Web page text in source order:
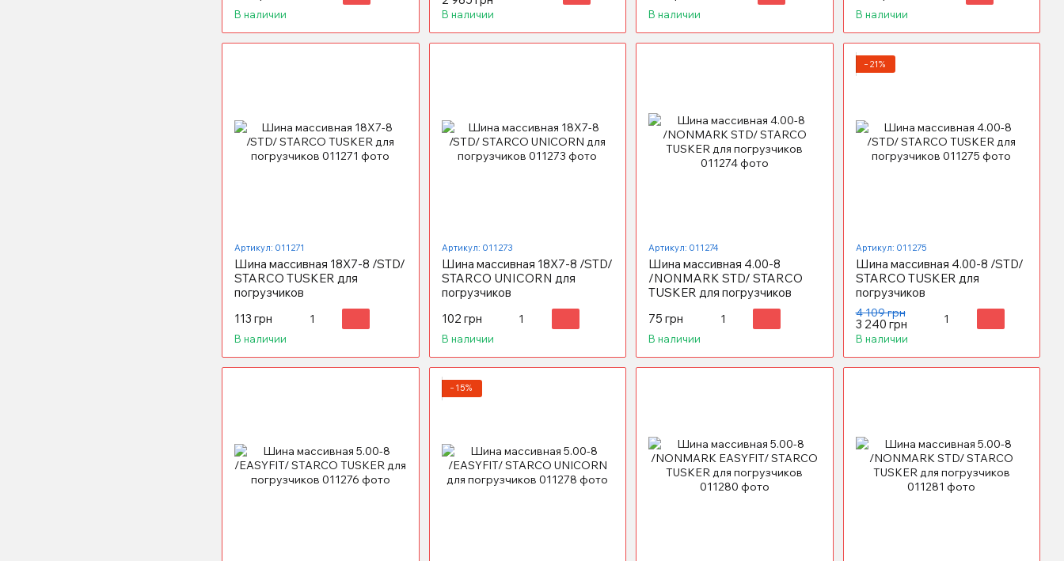
В наличии В наличии В наличии В наличии
Артикул: 011271
Шина массивная 18X7-8 /STD/
STARCO TUSKER для
погрузчиков
113 грн
В наличии
Артикул: 011273
Шина массивная 18X7-8 /STD/
STARCO UNICORN для
погрузчиков
102 грн
В наличии
Артикул: 011274
Шина массивная 4.00-8
/NONMARK STD/ STARCO
TUSKER для погрузчиков
75 грн
В наличии
−21%
Артикул: 011275
Шина массивная 4.00-8 /STD/
STARCO TUSKER для
погрузчиков
4 109 грн
3 240 грн
В наличии
−15%